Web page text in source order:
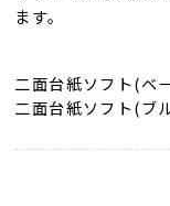
ます。
二面台紙ソフト(ベ
二面台紙ソフト(ブ